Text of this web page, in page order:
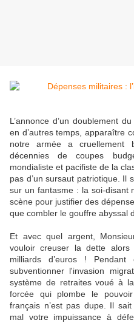
L’annonce d’un doublement
en d’autres temps, apparaître
notre armée a cruellement
décennies de coupes
mondialiste et pacifiste de la
pas d’un sursaut patriotique. Il
sur un fantasme : la soi-disant
scène pour justifier des
que combler le gouffre abyssal
Et avec quel argent,
vouloir creuser la dette alors
milliards d’euros !
subventionner l'invasion
système de retraites voué à
forcée qui plombe le
français n’est pas dupe. Il
mal votre impuissance à